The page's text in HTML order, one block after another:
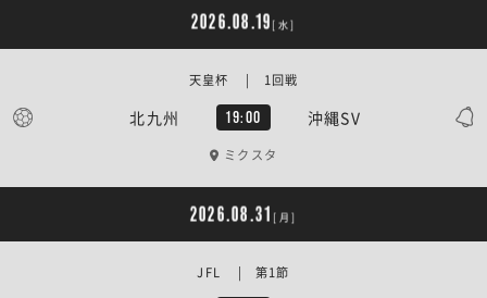
2026.08.19 [水]
北九州 19:00 沖縄SV
天皇杯 | 1回戦
ミクスタ
2026.08.31 [月]
JFL | 第1節